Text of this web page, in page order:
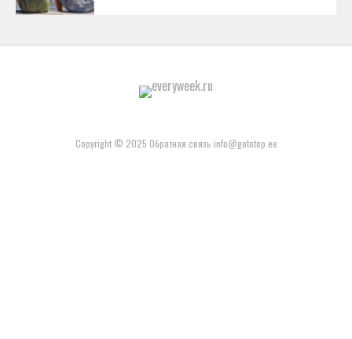
Copyright © 2025 Обратная связь info@gototop.ee